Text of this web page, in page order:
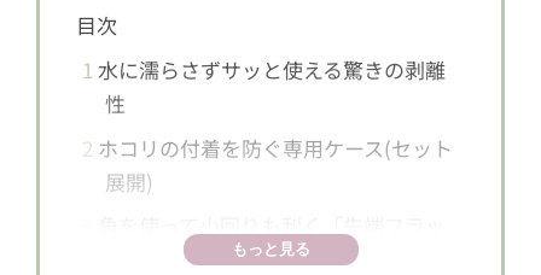
目次
1 水に濡らさずサッと使える驚きの剥離
性
2 ホコリの付着を防ぐ専用ケース(セット
展開)
ト形状」
もっと見る